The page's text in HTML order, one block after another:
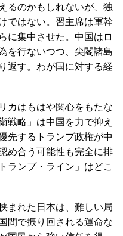
るのかもしれないが、独
ではない。習主席は軍幹
に集中させた。中国はロ
を行ないつつ、尖閣諸島
返す。わが国に対する経
カはもはや関心をもたな
戦略」は中国を力で抑え
先するトランプ政権が中
め合う可能性も完全に排
ランプ・ライン」はどこ
まれた日本は、難しい局
間で振り回される運命な